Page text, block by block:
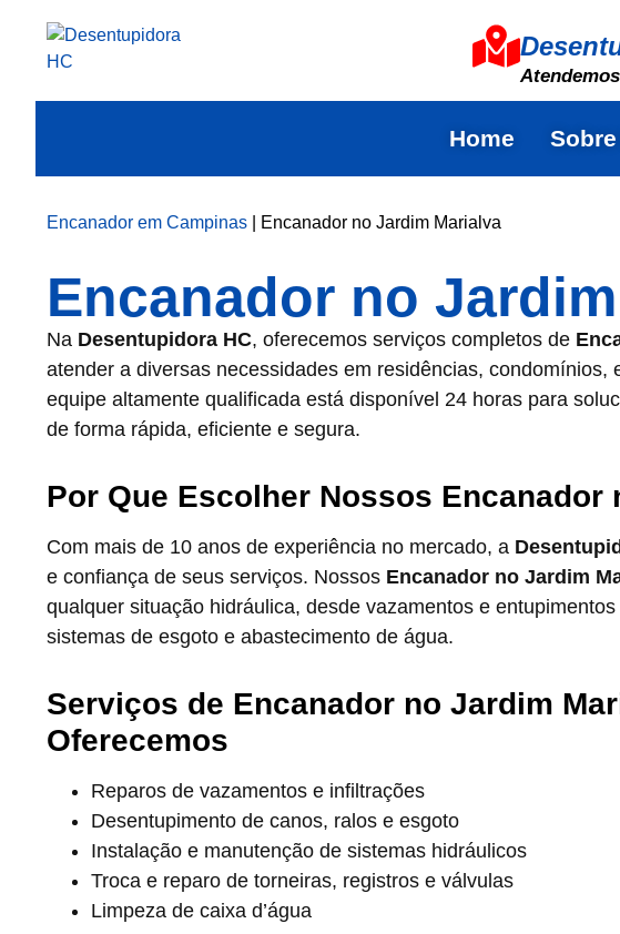
Home
Encanador em Campinas Encanador no Jardim Marialva
Encanador no
Na Desentupidora HC, oferecemos serviços completos de
atender a diversas necessidades em residências, condomínios,
equipe altamente qualificada está disponível 24 horas para
de forma rápida, eficiente e segura.
Por Que Escolher Nossos Encanador
Com mais de 10 anos de experiência no mercado, a
e confiança de seus serviços. Nossos Encanador no Jardim
qualquer situação hidráulica, desde vazamentos e
sistemas de esgoto e abastecimento de água.
Serviços de Encanador no Jardim
Oferecemos
Reparos de vazamentos e infiltrações
Desentupimento de canos, ralos e esgoto
Instalação e manutenção de sistemas hidráulicos
Troca e reparo de torneiras, registros e válvulas
Limpeza de caixa d’água